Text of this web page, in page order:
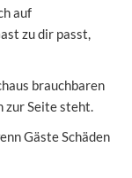
auf
zu dir passt,
brauchbaren
zur Seite steht.
Gäste Schäden